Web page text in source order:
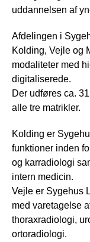
uddannelsen af
Afdelingen i
Kolding, Vejle og
modaliteter med
digitaliserede.
Der udføres ca.
alle tre matrikler.
Kolding er
funktioner inden
og karradiologi
intern medicin.
Vejle er Sygehus
med varetagelse
thoraxradiologi,
ortoradiologi.